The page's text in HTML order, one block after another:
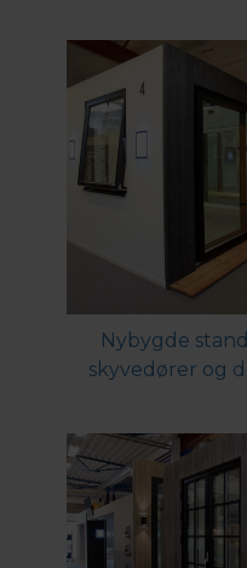
Nybygde
skyvedører og